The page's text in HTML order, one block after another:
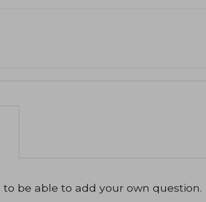
to be able to add your own question.